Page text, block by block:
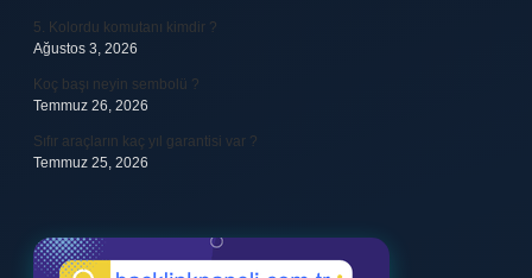
5. Kolordu komutanı kimdir ?
Ağustos 3, 2026
Koç başı neyin sembolü ?
Temmuz 26, 2026
Sıfır araçların kaç yıl garantisi var ?
Temmuz 25, 2026